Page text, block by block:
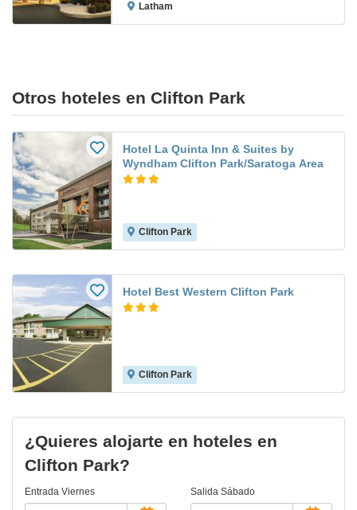
Latham
Otros hoteles en Clifton Park
Hotel La Quinta Inn & Suites by
Wyndham Clifton Park/Saratoga Area
Clifton Park
Hotel Best Western Clifton Park
Clifton Park
¿Quieres alojarte en hoteles en
Clifton Park?
Entrada Viernes Salida Sábado